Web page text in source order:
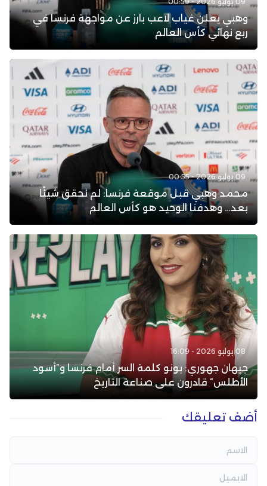
وهبي يعلن غياب لاعب بارز عن مواجهة فرنسا في
ربع نهائي كأس العالم
09 يوليو 2026 - 00:55
محمد وهبي قبل موقعة فرنسا: لم نحقق شيئًا
بعد… وهدفنا الوحيد هو كأس العالم
08 يوليو 2026 - 16:09
جيهان جهوري: بونو كلمة السر أمام فرنسا و”أسود
الأطلس” قادرون على صناعة التاريخ
أضف تعليقك